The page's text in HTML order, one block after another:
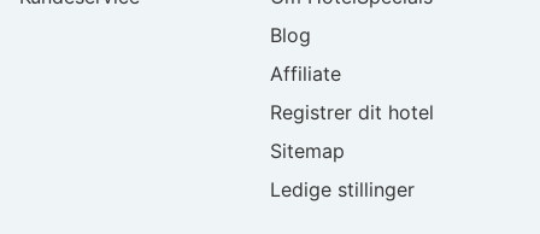
Blog
Affiliate
Registrer dit hotel
Sitemap
Ledige stillinger